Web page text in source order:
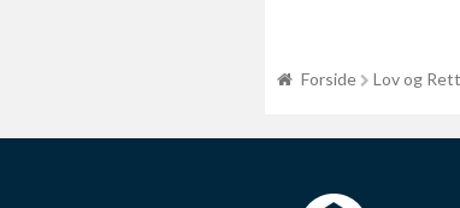
Forside Lov og Rett